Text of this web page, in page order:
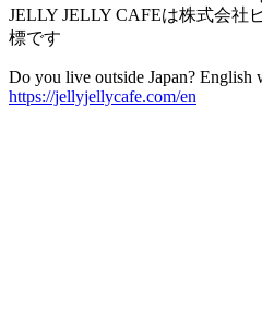
JELLY JELLY CAFEは株式会社
標です
Do you live outside Japan? English
https://jellyjellycafe.com/en